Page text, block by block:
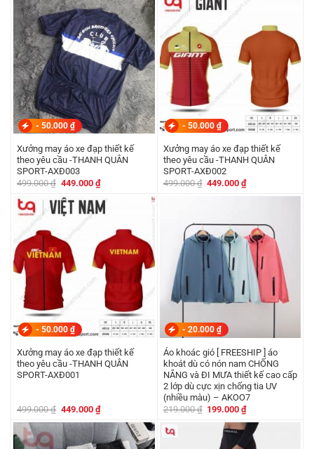
- 50.000 ₫
Xưởng may áo xe đạp thiết kế
theo yêu cầu -THANH QUÂN
SPORT-AXĐ003
499.000₫ Giá
là:
499.000 ₫.
449.000 ₫Giá
hiện
tại
là:
449.000 ₫.
- 50.000 ₫
Xưởng may áo xe đạp thiết kế
theo yêu cầu -THANH QUÂN
SPORT-AXĐ002
499.000₫ Giá
449.000₫Giá
- 50.000 ₫
Xưởng may áo xe đạp thiết kế
theo yêu cầu -THANH QUÂN
SPORT-AXĐ001
499.000₫ Giá
là:
499.000 ₫.
449.000 ₫Giá
hiện
tại
449.000 ₫.
- 20.000 ₫
Áo khoác gió [ FREESHIP ] áo
khoát dù có nón nam CHỐNG
NẮNG và ĐI MƯA thiết kế cao cấp
2 lớp dù cực xịn chống tia UV
(nhiều màu) – AKOO7
219.000₫ Giá
219.000 ₫.
199.000₫Giá
tại
là:
199.000 ₫.